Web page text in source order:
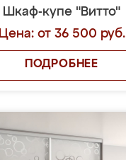
Шкаф-купе "Витто"
Цена: от 36 500 руб.
ПОДРОБНЕЕ